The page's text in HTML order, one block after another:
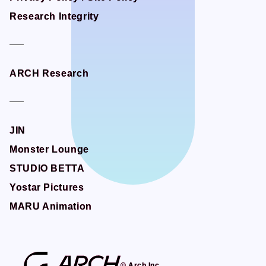
Research Integrity
ARCH Research
JIN
Monster Lounge
STUDIO BETTA
Yostar Pictures
MARU Animation
Research Integrity
ARCH Research
JIN
Monster Lounge
STUDIO BETTA
Yostar Pictures
MARU Animation